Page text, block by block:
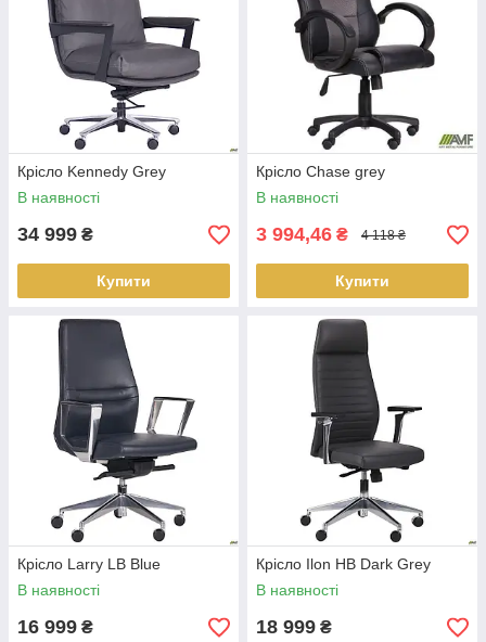
Крісло Kennedy Grey
В наявності
34 999 ₴
Купити
Крісло Chase grey
В наявності
3 994,46 ₴ 4 118 ₴
Купити
Крісло Larry LB Blue
В наявності
16 999 ₴
Крісло Ilon HB Dark Grey
В наявності
18 999 ₴